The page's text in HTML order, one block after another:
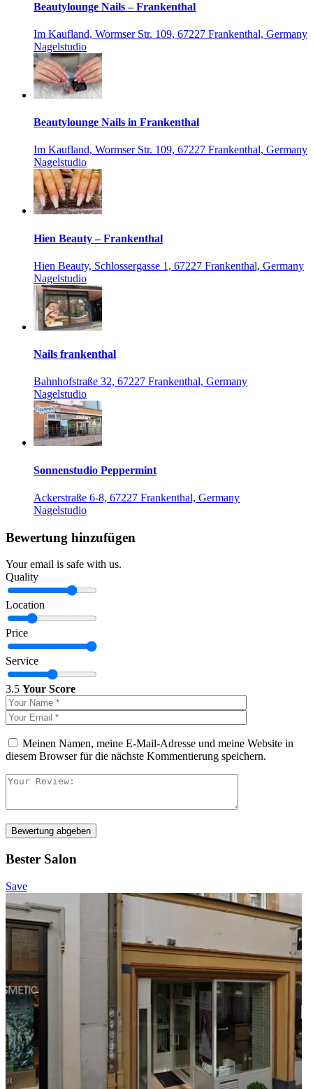
Beautylounge Nails – Frankenthal
Im Kaufland, Wormser Str. 109, 67227 Frankenthal, Germany
Nagelstudio
Beautylounge Nails in Frankenthal
Im Kaufland, Wormser Str. 109, 67227 Frankenthal, Germany
Nagelstudio
Hien Beauty – Frankenthal
Hien Beauty, Schlossergasse 1, 67227 Frankenthal, Germany
Nagelstudio
Nails frankenthal
Bahnhofstraße 32, 67227 Frankenthal, Germany
Nagelstudio
Sonnenstudio Peppermint
Ackerstraße 6-8, 67227 Frankenthal, Germany
Nagelstudio
Bewertung hinzufügen
Your email is safe with us.
Quality
Location
Price
Service
3.5 Your Score
Meinen Namen, meine E-Mail-Adresse und meine Website in
diesem Browser für die nächste Kommentierung speichern.
Bewertung abgeben
Bester Salon
Save